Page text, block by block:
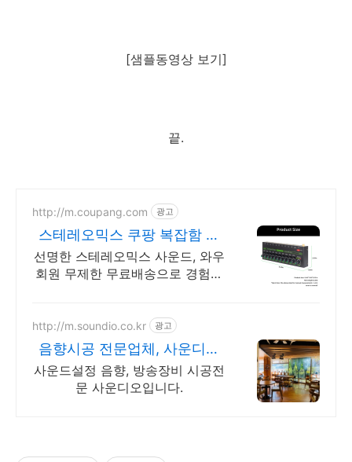
[샘플동영상 보기]
끝.
http://m.coupang.com 광고
스테레오믹스 쿠팡 복잡함 없
이 간편하게
선명한 스테레오믹스 사운드, 와우
회원 무제한 무료배송으로 경험하
http://m.soundio.co.kr 광고
음향시공 전문업체, 사운디오
설치, 컨설팅, 시공 전문
사운드설정 음향, 방송장비 시공전
문 사운디오입니다.